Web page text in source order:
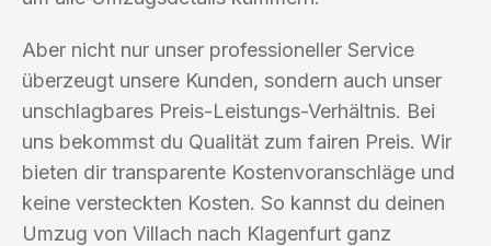
Aber nicht nur unser professioneller Service
überzeugt unsere Kunden, sondern auch unser
unschlagbares Preis-Leistungs-Verhältnis. Bei
uns bekommst du Qualität zum fairen Preis. Wir
bieten dir transparente Kostenvoranschläge und
keine versteckten Kosten. So kannst du deinen
Umzug von Villach nach Klagenfurt ganz